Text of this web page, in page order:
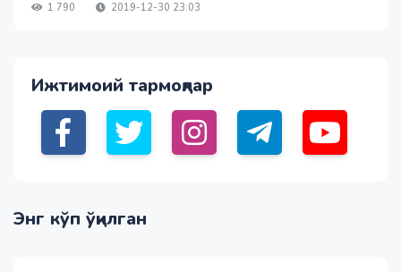
1 790 2019-12-30 23:03
Ижтимоий тармоқлар
Энг кўп ўқилган